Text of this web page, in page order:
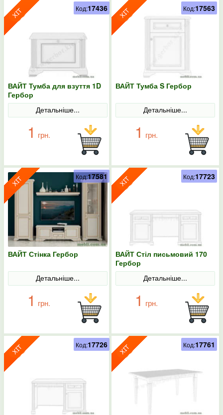
ВАЙТ Тумба для взуття 1D
Гербор
Детальніше...
1 грн.
Код:17436
ВАЙТ Тумба S Гербор
Детальніше...
1 грн.
Код:17563
ВАЙТ Стінка Гербор
Детальніше...
1 грн.
Код:17581
ВАЙТ Стіл письмовий 170
Гербор
Детальніше...
1 грн.
Код:17723
Код:17726 Код:17761